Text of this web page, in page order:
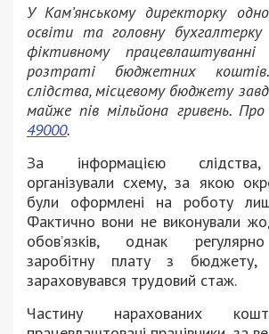
У Кам’янському директорку
освіти та головну
фіктивному працевлаштуванні
розтраті бюджетних
слідства, місцевому бюджету
майже пів мільйона гривень.
49000.
За інформацією слідства,
організували схему, за якою
були оформлені на роботу
Фактично вони не виконували
обов’язків, однак
заробітну плату з
зараховувався трудовий стаж.
Частину нарахованих